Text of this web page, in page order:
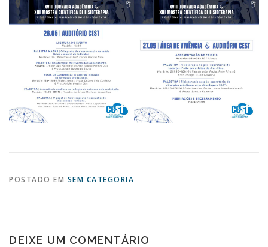
POSTADO EM SEM CATEGORIA
DEIXE UM COMENTÁRIO